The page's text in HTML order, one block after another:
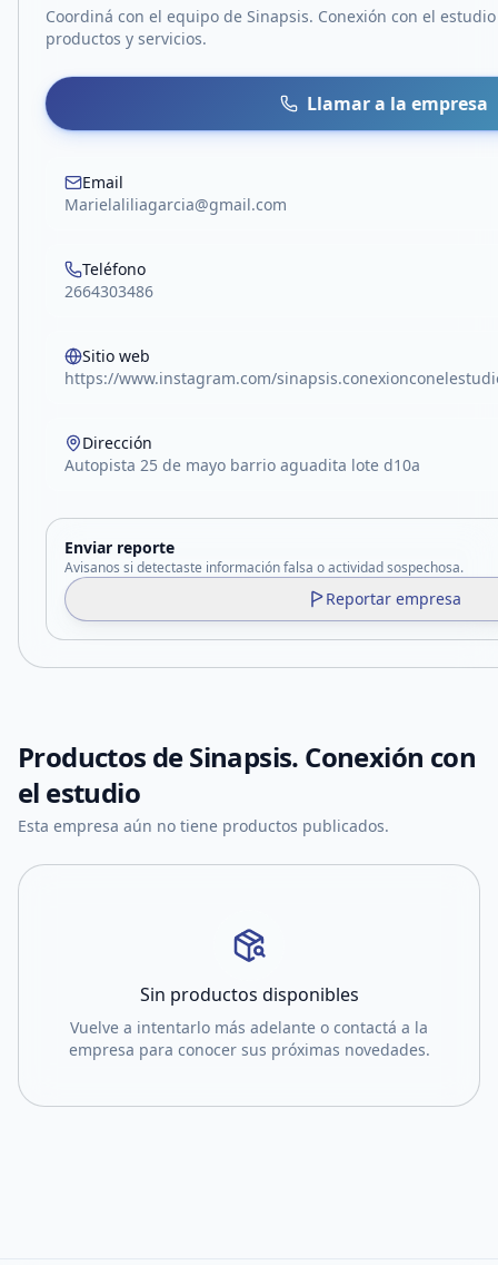
Coordiná con el equipo de Sinapsis. Conexión con el estudio
productos y servicios.
Llamar a la empresa
Email
Marielaliliagarcia@gmail.com
Teléfono
2664303486
Sitio web
https://www.instagram.com/
Dirección
Autopista 25 de mayo barrio aguadita lote d10a
Enviar reporte
Avisanos si detectaste información falsa o actividad sospechosa.
Reportar empresa
Productos deSinapsis. Conexión con
el estudio
Esta empresa aún no tiene productos publicados.
Sin productos disponibles
Vuelve a intentarlo más adelante o contactá a la
empresa para conocer sus próximas novedades.